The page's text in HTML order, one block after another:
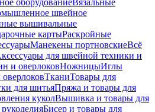
швейное
вышивальные
картыРаскройные
Манекены портновскиеВсё
для швейной техники и
и оверлоковНожницыИглы
ТканиТовары для
для шитьяПряжа и товары для
куколВышивка и товары для
Бисер и товары для